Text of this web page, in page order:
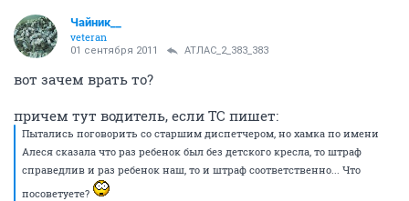
Чайник__
veteran
01 сентября 2011 АТЛАС_2_383_383
вот зачем врать то?
причем тут водитель, если ТС пишет:
Пытались поговорить со старшим диспетчером, но хамка по имени
Алеся сказала что раз ребенок был без детского кресла, то штраф
справедлив и раз ребенок наш, то и штраф соответственно... Что
посоветуете?